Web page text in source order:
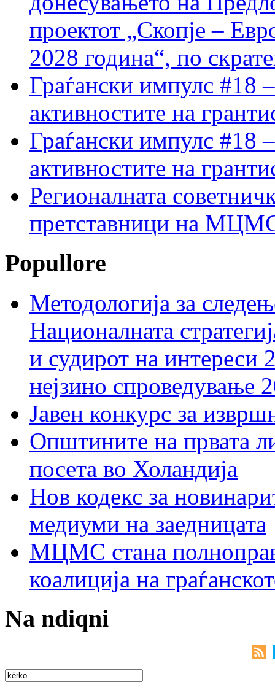
проектот „Скопје –
2028 година“, по
Граѓански импулс #18
активностите на
Граѓански импулс #18
активностите на
Регионалната
претставници на МЦМС
Popullore
Методологија за
Националната
и судирот на интереси
нејзино спроведување
Јавен конкурс за
Општините на првата
посета во Холандија
Нов кодекс за
медиуми на заедницата
МЦМС стана
коалиција на
Na ndiqni